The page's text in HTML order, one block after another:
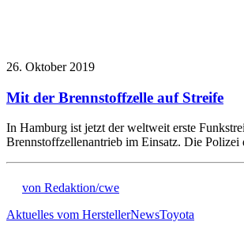
26. Oktober 2019
Mit der Brennstoffzelle auf Streife
In Hamburg ist jetzt der weltweit erste
Brennstoffzellenantrieb im Einsatz. Die
von Redaktion/cwe
Aktuelles vom HerstellerNewsToyota